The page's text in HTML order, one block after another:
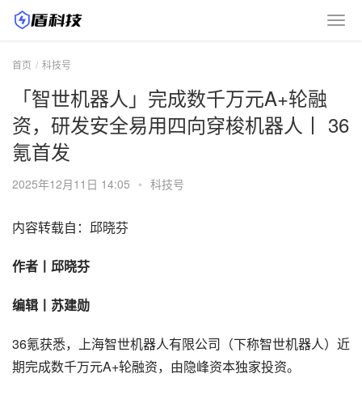
首页 科技号
「智世机器人」完成数千万元A+轮融
资，研发安全易用四向穿梭机器人丨 36
氪首发
2025年12月11日 14:05 • 科技号
内容转载自：邱晓芬
作者丨邱晓芬
编辑丨苏建勋
36氪获悉，上海智世机器人有限公司（下称智世机器人）近
期完成数千万元A+轮融资，由隐峰资本独家投资。